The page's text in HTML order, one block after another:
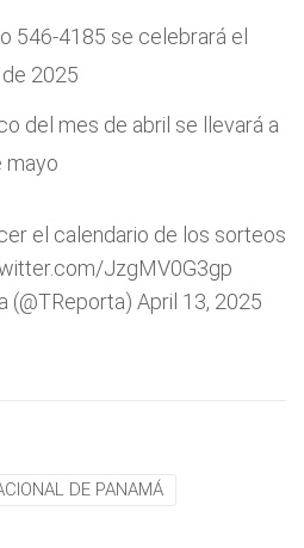
546-4185 se celebrará el
2025
del mes de abril se llevará a
mayo
el calendario de los sorteos
JzgMV0G3gp
(@TReporta) April 13, 2025
DE PANAMÁ